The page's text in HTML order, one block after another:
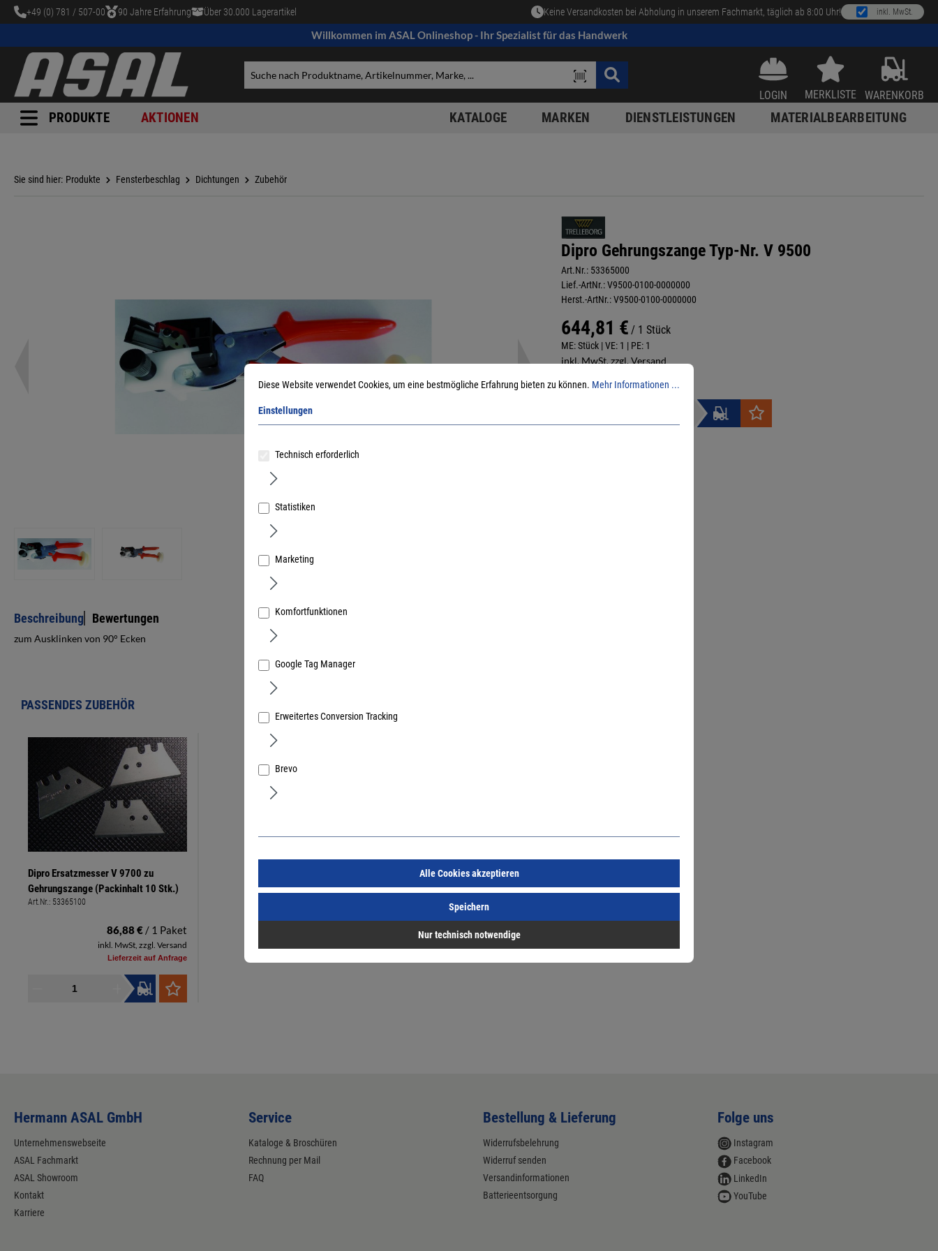
springen
+49 (0) 781 / 507-00 90 Jahre Erfahrung Über 30.000 Lagerartikel Keine Versandkosten bei Abholung in unserem Fachmarkt, täglich ab 8:00 Uhr! inkl. MwSt.
Willkommen im ASAL Onlineshop - Ihr Spezialist für das Handwerk
LOGIN MERKLISTE WARENKORB
PRODUKTE AKTIONEN KATALOGE MARKEN DIENSTLEISTUNGEN MATERIALBEARBEITUNG
Sie sind hier: Produkte Fensterbeschlag Dichtungen Zubehör
Dipro Gehrungszange Typ-Nr. V 9500
Art.Nr.: 53365000
Lief.-ArtNr.:V9500-0100-0000000
Herst.-ArtNr.:V9500-0100-0000000
644,81 € / 1 Stück
ME:Stück | VE: 1 | PE: 1
inkl. MwSt, zzgl. Versand
Lieferzeit auf Anfrage
Beschreibung Bewertungen
zum Ausklinken von 90° Ecken
PASSENDES ZUBEHÖR
Dipro Ersatzmesser V 9700 zu
Gehrungszange (Packinhalt 10 Stk.)
Art.Nr.: 53365100
86,88 € / 1 Paket
inkl. MwSt, zzgl. Versand
Lieferzeit auf Anfrage
Hermann ASAL GmbH
Unternehmenswebseite
ASAL Fachmarkt
ASAL Showroom
Kontakt
Karriere
Service
Kataloge & Broschüren
Rechnung per Mail
FAQ
Bestellung & Lieferung
Widerrufsbelehrung
Widerruf senden
Versandinformationen
Batterieentsorgung
Folge uns
Instagram
Facebook
LinkedIn
YouTube
Diese Website verwendet Cookies, um eine bestmögliche Erfahrung bieten zu können. Mehr Informationen ...
Einstellungen
Technisch erforderlich
Statistiken
Marketing
Komfortfunktionen
Google Tag Manager
Erweitertes Conversion Tracking
Brevo
Alle Cookies akzeptieren
Speichern
Nur technisch notwendige